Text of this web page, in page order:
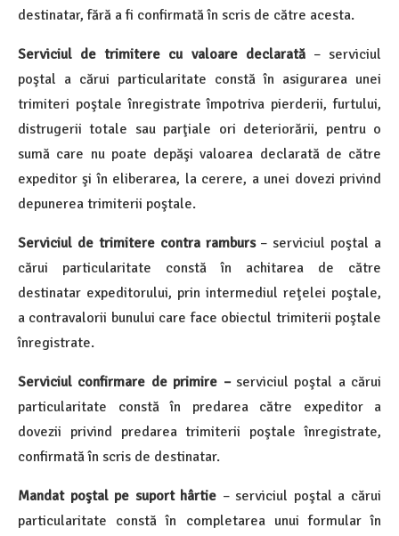
destinatar, fără a fi confirmată în scris de către acesta.
Serviciul de trimitere cu valoare declarată – serviciul
poştal a cărui particularitate constă în asigurarea unei
trimiteri poştale înregistrate împotriva pierderii, furtului,
distrugerii totale sau parţiale ori deteriorării, pentru o
sumă care nu poate depăşi valoarea declarată de către
expeditor şi în eliberarea, la cerere, a unei dovezi privind
depunerea trimiterii poştale.
Serviciul de trimitere contra ramburs – serviciul poştal a
cărui particularitate constă în achitarea de către
destinatar expeditorului, prin intermediul reţelei poştale,
a contravalorii bunului care face obiectul trimiterii poştale
înregistrate.
Serviciul confirmare de primire –serviciul poştal a cărui
particularitate constă în predarea către expeditor a
dovezii privind predarea trimiterii poştale înregistrate,
confirmată în scris de destinatar.
Mandat poştal pe suport hârtie – serviciul poştal a cărui
particularitate constă în completarea unui formular în